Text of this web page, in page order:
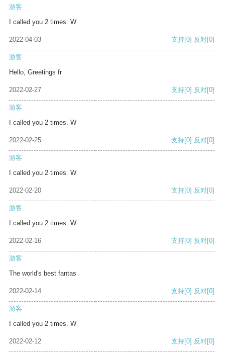
游客
I called you 2 times. W
2022-04-03 支持[0] 反对[0]
游客
Hello, Greetings fr
2022-02-27 支持[0] 反对[0]
游客
I called you 2 times. W
2022-02-25 支持[0] 反对[0]
游客
I called you 2 times. W
2022-02-20 支持[0] 反对[0]
游客
I called you 2 times. W
2022-02-16 支持[0] 反对[0]
游客
The world's best fantas
2022-02-14 支持[0] 反对[0]
游客
I called you 2 times. W
2022-02-12 支持[0] 反对[0]